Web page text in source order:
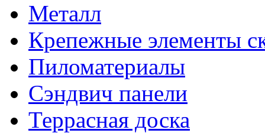
Металл
Крепежные элементы
Пиломатериалы
Сэндвич панели
Террасная доска